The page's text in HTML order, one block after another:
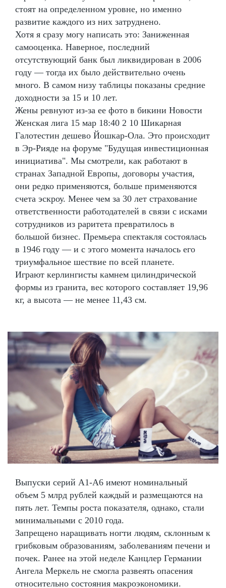
стоят на определенном уровне, но именно
развитие каждого из них затруднено.
Хотя я сразу могу написать это: Заниженная
самооценка. Наверное, последний
отсутствующий банк был ликвидирован в 2006
году — тогда их было действительно очень
много. В самом низу таблицы показаны средние
доходности за 15 и 10 лет.
Жены ревнуют из-за ее фото в бикини Новости
Женская лига 15 мар 18:40 2 10 Шикарная
Галотестин дешево Йошкар-Ола. Это происходит
в Эр-Рияде на форуме "Будущая инвестиционная
инициатива". Мы смотрели, как работают в
странах Западной Европы, договоры участия,
они редко применяются, больше применяются
счета эскроу. Менее чем за 30 лет страхование
ответственности работодателей в связи с исками
сотрудников из раритета превратилось в
большой бизнес. Премьера спектакля состоялась
в 1946 году — и с этого момента началось его
триумфальное шествие по всей планете.
Играют керлингисты камнем цилиндрической
формы из гранита, вес которого составляет 19,96
кг, а высота — не менее 11,43 см.
Выпуски серий А1-А6 имеют номинальный
объем 5 млрд рублей каждый и размещаются на
пять лет. Темпы роста показателя, однако, стали
минимальными с 2010 года.
Запрещено наращивать ногти людям, склонным к
грибковым образованиям, заболеваниям печени и
почек. Ранее на этой неделе Канцлер Германии
Ангела Меркель не смогла развеять опасения
относительно состояния макроэкономики.